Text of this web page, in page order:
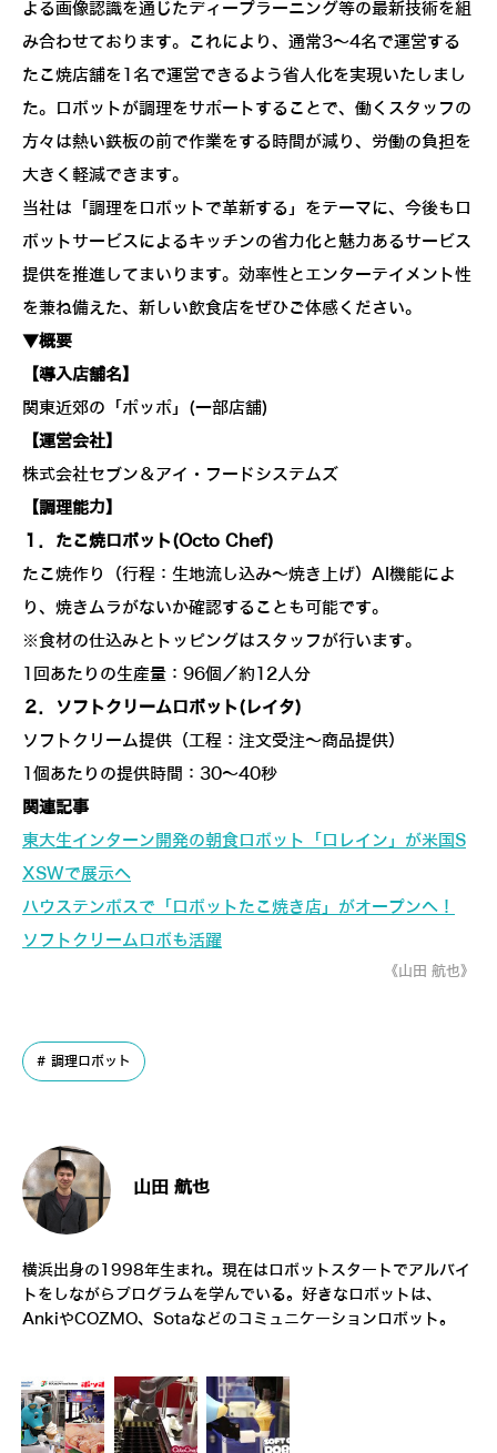
よる画像認識を通じたディープラーニング等の最新技術を組
み合わせております。これにより、通常3～4名で運営する
たこ焼店舗を1名で運営できるよう省人化を実現いたしまし
た。ロボットが調理をサポートすることで、働くスタッフの
方々は熱い鉄板の前で作業をする時間が減り、労働の負担を
大きく軽減できます。
当社は「調理をロボットで革新する」をテーマに、今後もロ
ボットサービスによるキッチンの省力化と魅力あるサービス
提供を推進してまいります。効率性とエンターテイメント性
を兼ね備えた、新しい飲食店をぜひご体感ください。
▼概要
【導入店舗名】
関東近郊の「ポッポ」(一部店舗)
【運営会社】
株式会社セブン＆アイ・フードシステムズ
【調理能力】
１．たこ焼ロボット(Octo Chef)
たこ焼作り（行程：生地流し込み～焼き上げ）AI機能によ
り、焼きムラがないか確認することも可能です。
※食材の仕込みとトッピングはスタッフが行います。
1回あたりの生産量：96個／約12人分
２．ソフトクリームロボット(レイタ)
ソフトクリーム提供（工程：注文受注～商品提供）
1個あたりの提供時間：30～40秒
関連記事
東大生インターン開発の朝食ロボット「ロレイン」が米国S
XSWで展示へ
ハウステンボスで「ロボットたこ焼き店」がオープンへ！
ソフトクリームロボも活躍
《山田 航也》
調理ロボット
山田 航也
横浜出身の1998年生まれ。現在はロボットスタートでアルバイ
トをしながらプログラムを学んでいる。好きなロボットは、
AnkiやCOZMO、Sotaなどのコミュニケーションロボット。